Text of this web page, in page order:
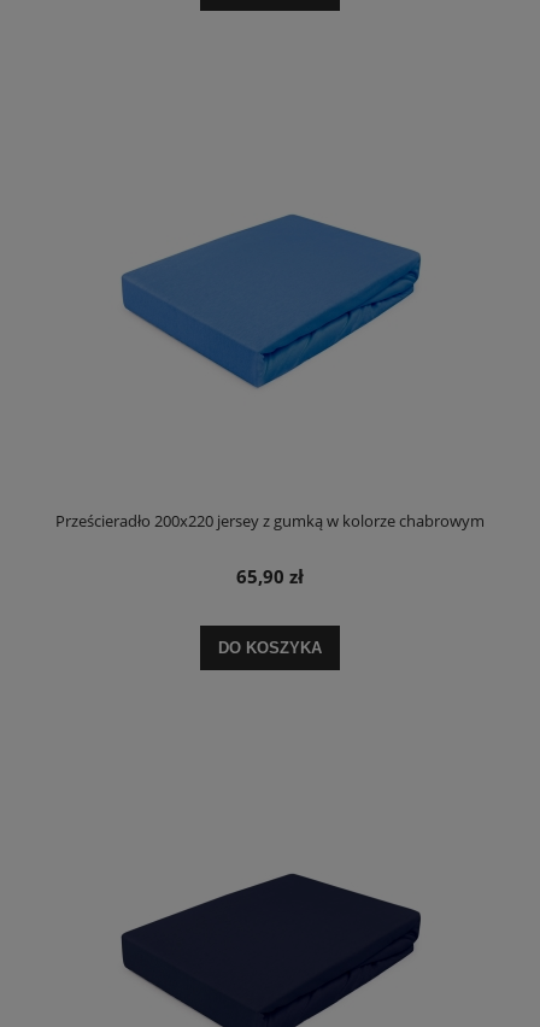
Prześcieradło 200x220 jersey z gumką w kolorze chabrowym
65,90 zł
DO KOSZYKA